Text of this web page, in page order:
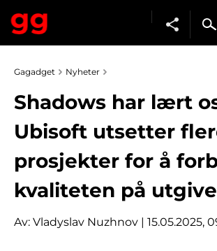
Gagadget Nyheter
Shadows har lært
Ubisoft utsetter
prosjekter for å
kvaliteten på
Av: Vladyslav Nuzhnov | 15.05.2025,